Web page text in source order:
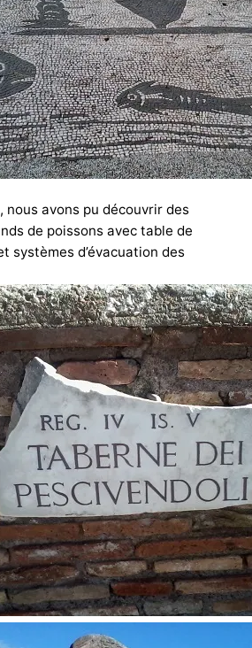
nous avons pu découvrir des
de poissons avec table de
systèmes d’évacuation des